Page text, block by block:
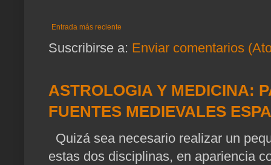
Entrada más reciente
Suscribirse a: Enviar comentarios
ASTROLOGIA Y MEDICINA:
FUENTES MEDIEVALES
Quizá sea necesario realizar un
estas dos disciplinas, en apariencia